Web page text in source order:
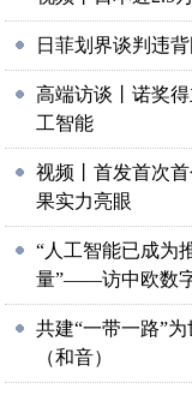
日菲划界谈判违
高端访谈丨诺奖
工智能
视频丨首发首次
果实力亮眼
“人工智能已成为
量”——访中欧数
共建“一带一路”
（和音）